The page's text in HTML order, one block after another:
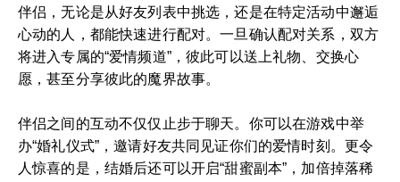
伴侣，无论是从好友列表中挑选，还是在特定活动中邂逅
心动的人，都能快速进行配对。一旦确认配对关系，双方
将进入专属的“爱情频道”，彼此可以送上礼物、交换心
愿，甚至分享彼此的魔界故事。
伴侣之间的互动不仅仅止步于聊天。你可以在游戏中举
办“婚礼仪式”，邀请好友共同见证你们的爱情时刻。更令
人惊喜的是，结婚后还可以开启“甜蜜副本”，加倍掉落稀